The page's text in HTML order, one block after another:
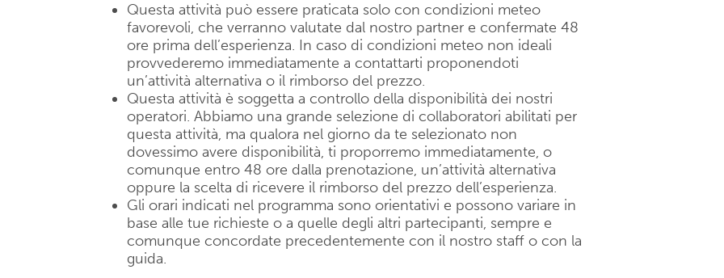
Questa attività può essere praticata solo con condizioni meteo
favorevoli, che verranno valutate dal nostro partner e confermate 48
ore prima dell’esperienza. In caso di condizioni meteo non ideali
provvederemo immediatamente a contattarti proponendoti
un’attività alternativa o il rimborso del prezzo.
Questa attività è soggetta a controllo della disponibilità dei nostri
operatori. Abbiamo una grande selezione di collaboratori abilitati per
questa attività, ma qualora nel giorno da te selezionato non
dovessimo avere disponibilità, ti proporremo immediatamente, o
comunque entro 48 ore dalla prenotazione, un’attività alternativa
oppure la scelta di ricevere il rimborso del prezzo dell’esperienza.
Gli orari indicati nel programma sono orientativi e possono variare in
base alle tue richieste o a quelle degli altri partecipanti, sempre e
comunque concordate precedentemente con il nostro staff o con la
guida.